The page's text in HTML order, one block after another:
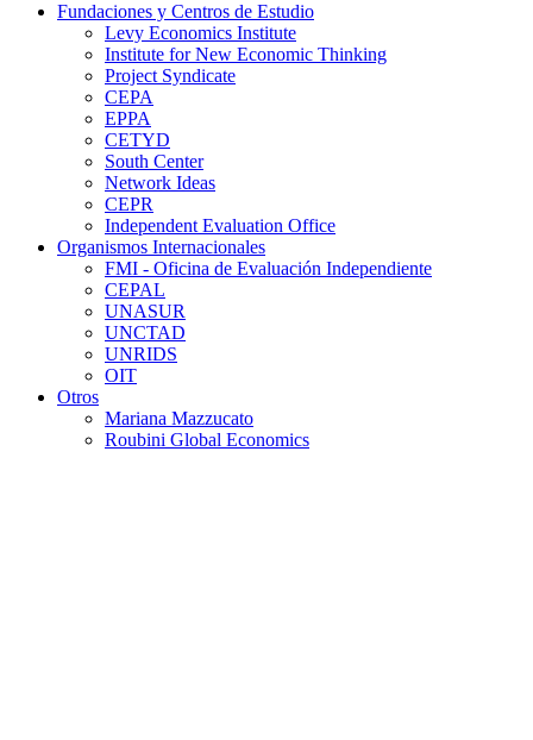
Fundaciones y Centros de Estudio
Levy Economics Institute
Institute for New Economic Thinking
Project Syndicate
CEPA
EPPA
CETYD
South Center
Network Ideas
CEPR
Independent Evaluation Office
Organismos Internacionales
FMI - Oficina de Evaluación Independiente
CEPAL
UNASUR
UNCTAD
UNRIDS
OIT
Otros
Mariana Mazzucato
Roubini Global Economics